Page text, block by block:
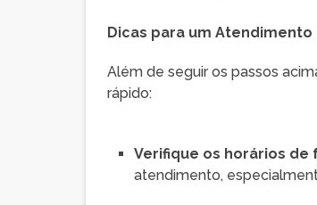
Dicas para um
Além de seguir os passos
rápido:
Verifique os horários de
atendimento,